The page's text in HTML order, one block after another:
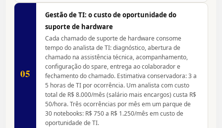
05
Gestão de TI: o custo de oportunidade do
suporte de hardware
Cada chamado de suporte de hardware consome
tempo do analista de TI: diagnóstico, abertura de
chamado na assistência técnica, acompanhamento,
configuração do spare, entrega ao colaborador e
fechamento do chamado. Estimativa conservadora: 3 a
5 horas de TI por ocorrência. Um analista com custo
total de R$ 8.000/mês (salário mais encargos) custa R$
50/hora. Três ocorrências por mês em um parque de
30 notebooks: R$ 750 a R$ 1.250/mês em custo de
oportunidade de TI.